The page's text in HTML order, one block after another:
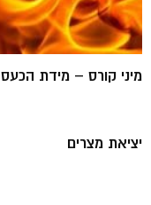
מיני קורס – מידת
יציאת מצרים